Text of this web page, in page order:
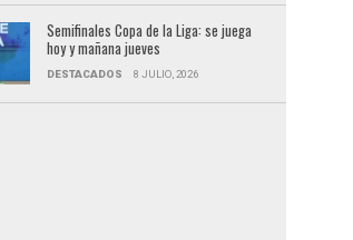
Semifinales Copa de la Liga: se juega
hoy y mañana jueves
DESTACADOS 8 JULIO, 2026